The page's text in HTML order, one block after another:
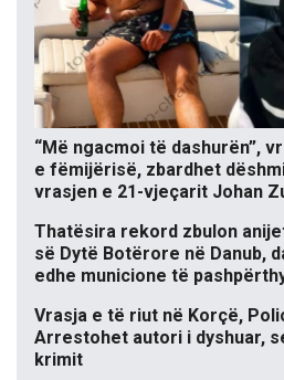
“Më ngacmoi të dashurën”,
e fëmijërisë, zbardhet
vrasjen e 21-vjeçarit Johan
Thatësira rekord zbulon
së Dytë Botërore në Danub,
edhe municione të
Vrasja e të riut në Korçë,
Arrestohet autori i dyshuar,
krimit